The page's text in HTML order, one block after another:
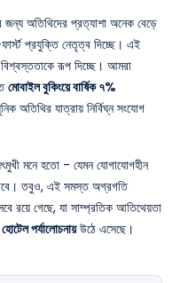
অতিথিদের প্রত্যাশা অনেক বেড়ে
প্রযুক্তি নেতৃত্ব দিচ্ছে। এই
রূপ দিচ্ছে। আমরা
মোবাইল বুকিংয়ে বার্ষিক ৭%
অতিথির যাত্রায় নির্বিঘ্ন সংযোগ
মনে হতো - যেমন যোগাযোগহীন
তবুও, এই সমস্ত অগ্রগতি
রয়ে গেছে, যা সাম্প্রতিক আতিথেয়তা
পর্যালোচনায়উঠে এসেছে।